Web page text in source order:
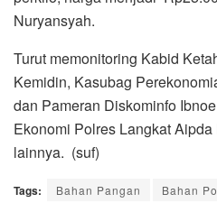
Nuryansyah.
Turut memonitoring Kabid
Kemidin, Kasubag
dan Pameran Diskominfo
Ekonomi Polres Langkat
lainnya. (suf)
Tags: Bahan Pangan Bahan